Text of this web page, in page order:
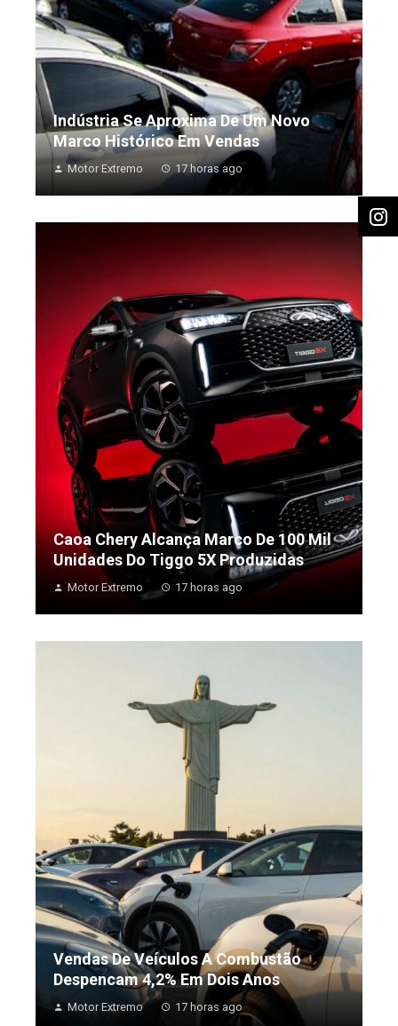
Indústria Se Aproxima De Um Novo
Marco Histórico Em Vendas
Motor Extremo 17 horas ago
Caoa Chery Alcança Marco De 100 Mil
Unidades Do Tiggo 5X Produzidas
Motor Extremo 17 horas ago
Vendas De Veículos A Combustão
Despencam 4,2% Em Dois Anos
Motor Extremo 17 horas ago